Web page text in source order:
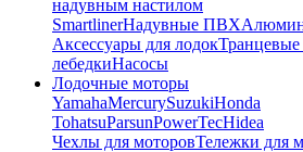
надувным настилом
SmartlinerНадувные ПВХ
Аксессуары для лодокТранцевые
лебедкиНасосы
Лодочные моторы
YamahaMercurySuzukiHonda
TohatsuParsunPowerTecHidea
Чехлы для моторовТележки для